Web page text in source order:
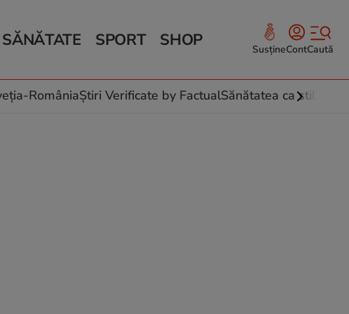
SĂNĂTATE
culinare
SPORT SHOP SusțineContCaută
RomâniaȘtiri Verificate by FactualSănătatea ca stil de